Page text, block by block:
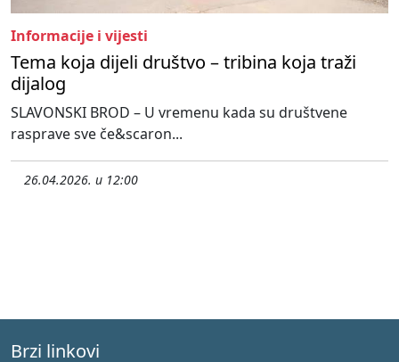
Informacije i vijesti
Tema koja dijeli društvo – tribina koja traži
dijalog
SLAVONSKI BROD – U vremenu kada su društvene
rasprave sve če&scaron...
26.04.2026. u 12:00
Brzi linkovi